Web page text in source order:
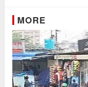
MORE